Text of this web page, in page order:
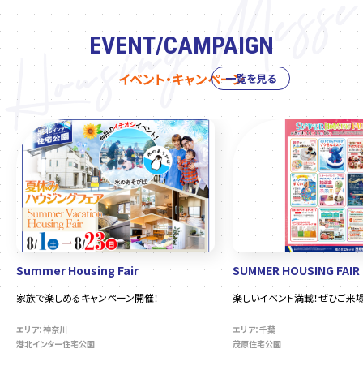
EVENT/CAMPAIGN
イベント・キャンペーン
Summer Housing Fair
家族で楽しめるキャンペーン開催！
エリア：神奈川
港北インター住宅公園
SUMMER HOUSING FAIR
楽しいイベント満載！ぜひご来
エリア：千葉
茂原住宅公園
一覧を見る